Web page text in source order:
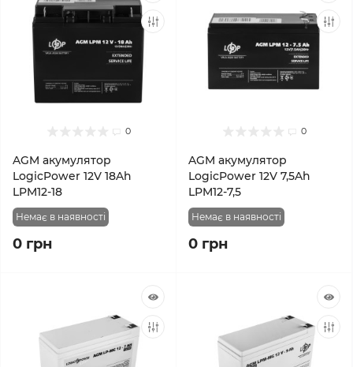
0
AGM акумулятор
LogicPower 12V 18Ah
LPM12-18
Немає в наявності
0 грн
0
AGM акумулятор
LogicPower 12V 7,5Ah
LPM12-7,5
Немає в наявності
0 грн